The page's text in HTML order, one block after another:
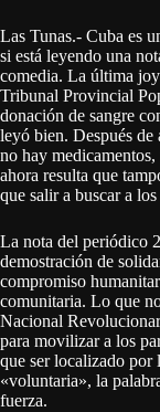
Las Tunas.- Cuba es
si está leyendo una
comedia. La última
Tribunal Provincial
donación de sangre
leyó bien. Después de
no hay
ahora resulta que
que salir a buscar a
La nota del periódico
demostración de
compromiso
comunitaria. Lo que
Nacional
para movilizar a los
que ser localizado por
«voluntaria», la
fuerza.